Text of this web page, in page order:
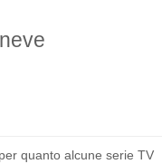
quanto alcune serie TV